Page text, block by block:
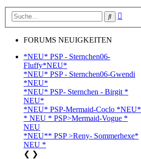
Suche
FORUMS NEUIGKEITEN
*NEU* PSP - Sternchen06-
Fluffy*NEU*
*NEU* PSP - Sternchen06-Gwendi
*NEU*
*NEU* PSP- Sternchen - Birgit *
NEU*
*NEU* PSP-Mermaid-Coclo *NEU*
* NEU * PSP>Mermaid-Vogue *
NEU
*NEU** PSP >Reny- Sommerhexe*
NEU *
❮ ❯